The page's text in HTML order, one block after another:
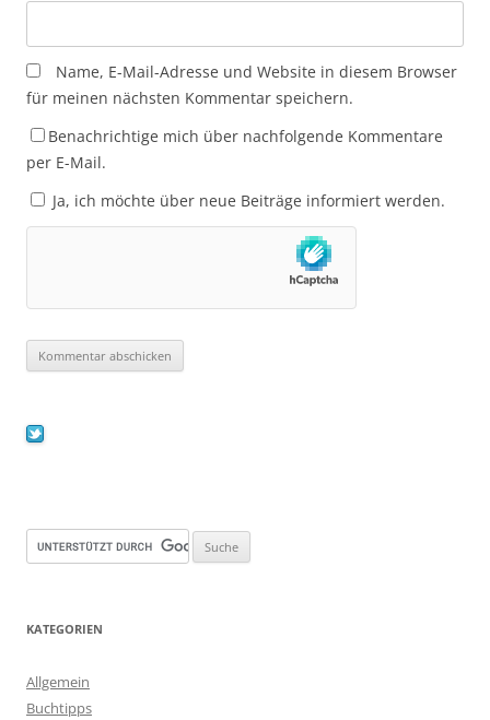
Name, E-Mail-Adresse und Website in diesem Browser
für meinen nächsten Kommentar speichern.
Benachrichtige mich über nachfolgende Kommentare
per E-Mail.
Ja, ich möchte über neue Beiträge informiert werden.
KATEGORIEN
Allgemein
Buchtipps